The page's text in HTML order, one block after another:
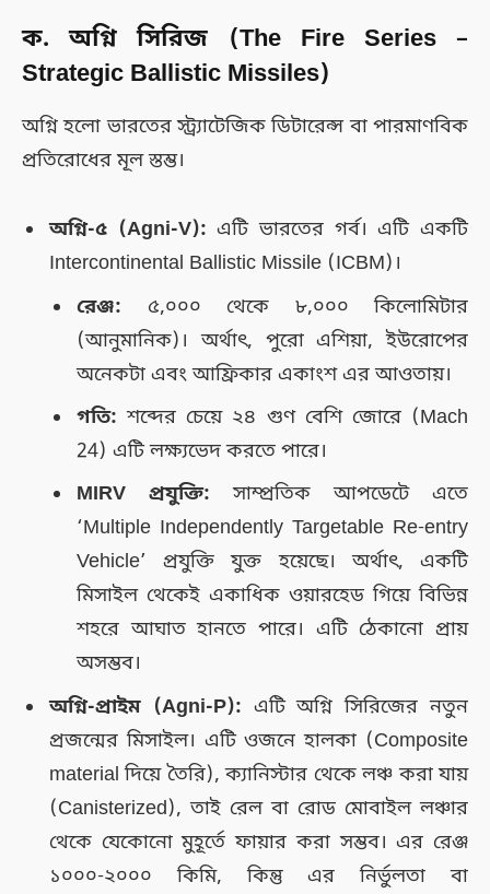
ক. অগ্নি সিরিজ (The Fire Series –
Strategic Ballistic Missiles)
অগ্নি হলো ভারতের স্ট্র্যাটেজিক ডিটারেন্স বা পারমাণবিক
প্রতিরোধের মূল স্তম্ভ।
অগ্নি-৫ (Agni-V): এটি ভারতের গর্ব। এটি একটি
Intercontinental Ballistic Missile (ICBM)।
রেঞ্জ: ৫,০০০ থেকে ৮,০০০ কিলোমিটার
(আনুমানিক)। অর্থাৎ, পুরো এশিয়া, ইউরোপের
অনেকটা এবং আফ্রিকার একাংশ এর আওতায়।
গতি: শব্দের চেয়ে ২৪ গুণ বেশি জোরে (Mach
24) এটি লক্ষ্যভেদ করতে পারে।
MIRV প্রযুক্তি: সাম্প্রতিক আপডেটে এতে
‘Multiple Independently Targetable Re-entry
Vehicle’ প্রযুক্তি যুক্ত হয়েছে। অর্থাৎ, একটি
মিসাইল থেকেই একাধিক ওয়ারহেড গিয়ে বিভিন্ন
শহরে আঘাত হানতে পারে। এটি ঠেকানো প্রায়
অসম্ভব।
অগ্নি-প্রাইম (Agni-P): এটি অগ্নি সিরিজের নতুন
প্রজন্মের মিসাইল। এটি ওজনে হালকা (Composite
material দিয়ে তৈরি), ক্যানিস্টার থেকে লঞ্চ করা যায়
(Canisterized), তাই রেল বা রোড মোবাইল লঞ্চার
থেকে যেকোনো মুহূর্তে ফায়ার করা সম্ভব। এর রেঞ্জ
১০০০-২০০০ কিমি, কিন্তু এর নির্ভুলতা বা